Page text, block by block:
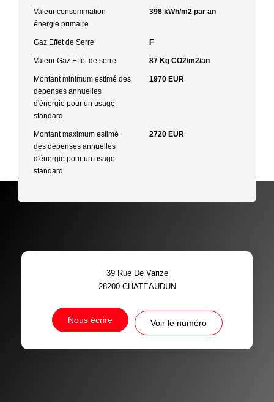
Valeur consommation
énergie primaire
398 kWh/m2 par an
Gaz Effet de Serre F
Valeur Gaz Effet de serre 87 Kg CO2/m2/an
Montant minimum estimé des
dépenses annuelles
d'énergie pour un usage
standard
1970 EUR
Montant maximum estimé
des dépenses annuelles
d'énergie pour un usage
standard
2720 EUR
39 Rue De Varize
28200 CHATEAUDUN
Nous écrire Voir le numéro